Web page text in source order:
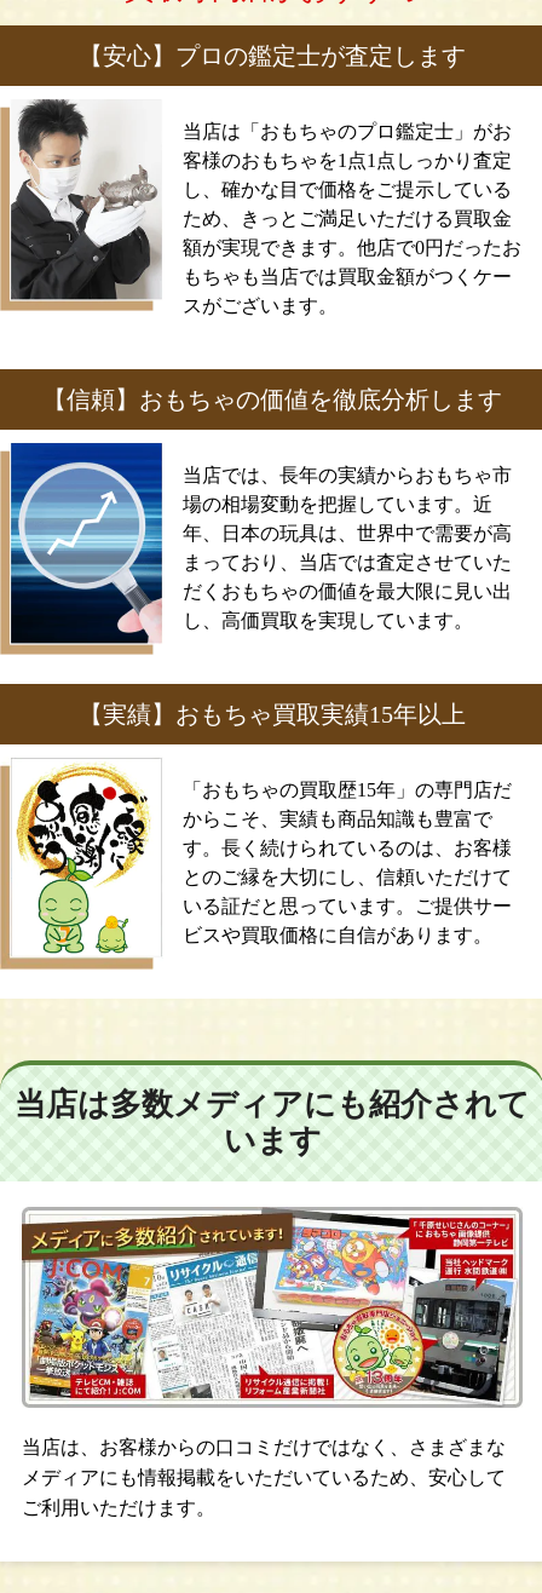
【安心】プロの鑑定士が査定します
当店は「おもちゃのプロ鑑定士」がお
客様のおもちゃを1点1点しっかり査定
し、確かな目で価格をご提示している
ため、きっとご満足いただける買取金
額が実現できます。他店で0円だったお
もちゃも当店では買取金額がつくケー
スがございます。
【信頼】おもちゃの価値を徹底分析します
当店では、長年の実績からおもちゃ市
場の相場変動を把握しています。近
年、日本の玩具は、世界中で需要が高
まっており、当店では査定させていた
だくおもちゃの価値を最大限に見い出
し、高価買取を実現しています。
【実績】おもちゃ買取実績15年以上
「おもちゃの買取歴15年」の専門店だ
からこそ、実績も商品知識も豊富で
す。長く続けられているのは、お客様
とのご縁を大切にし、信頼いただけて
いる証だと思っています。ご提供サー
ビスや買取価格に自信があります。
当店は多数メディアにも紹介されて
います
当店は、お客様からの口コミだけではなく、さまざまな
メディアにも情報掲載をいただいているため、安心して
ご利用いただけます。